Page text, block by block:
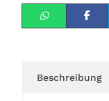
Beschreibung